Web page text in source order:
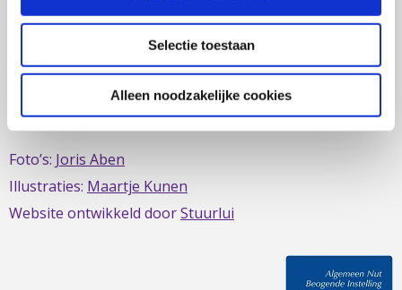
Selectie toestaan
Alleen noodzakelijke cookies
Deze website is mede mogelijk gemaakt door het
Fonds
Foto’s: Joris Aben
Illustraties: Maartje Kunen
Website ontwikkeld doorStuurlui